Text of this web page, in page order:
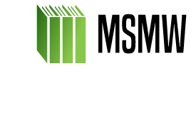
Перейти
содержимому